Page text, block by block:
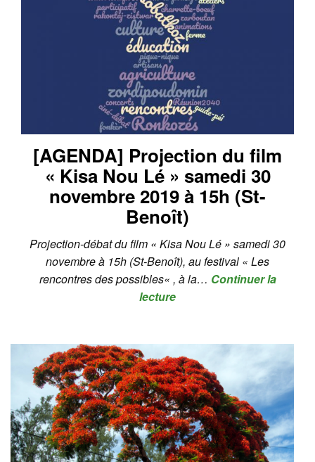
[AGENDA] Projection du film
« Kisa Nou Lé » samedi 30
novembre 2019 à 15h (St-
Benoît)
Projection-débat du film « Kisa Nou Lé » samedi 30
novembre à 15h (St-Benoît), au festival « Les
rencontres des possibles« , à la… Continuer la
lecture